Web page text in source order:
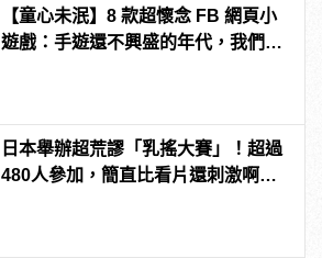
【童心未泯】8 款超懷念 FB 網頁小
遊戲：手遊還不興盛的年代，我們都
日本舉辦超荒謬「乳搖大賽」！超過
480人參加，簡直比看片還刺激啊！ |